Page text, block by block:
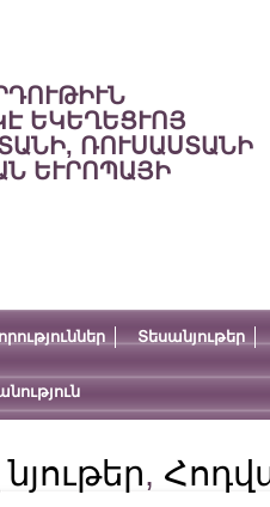
ԵԿԵՂԵՑՒՈՅ
ՌՈՒՍԱՍՏԱՆԻ
ԵՒՐՈՊԱՅԻ
Տեսանյութեր
նյութեր,